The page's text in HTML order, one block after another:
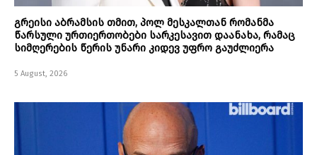
გრეისი აბრამსის თმით, პოლ მესკალთან რომანმა
წარსული ურთიერთობები სარკესავით დაანახა, რამაც
სიმღერების წერის უნარი კიდევ უფრო გაუძლიერა
5 August, 2026